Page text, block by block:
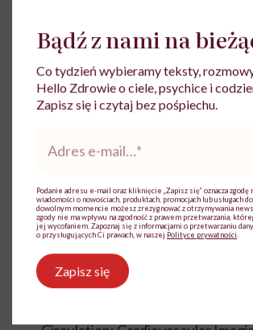
tendencję do nasilania się wraz z
dlatego chory powinien być pod
przypadku wystąpienia
nieprawidłowości konieczne jest
dysfunkcyjnych zastawek.
Bibliografia:
Centers for Disease Control and
(2019)Valvular Heart Disease.
Unger P., Pibarot P., Tribouilloy C.
Multiple and Mixed Valvular Heart
Bądź z nami na
Co tydzień wybieramy teksty,
Hello Zdrowie o ciele, psychice i
Zapisz się i czytaj bez pośpiechu.
*
Podanie adresu e-mail oraz kliknięcie „Zapisz się” oznacza zgodę
wiadomości o nowościach, produktach, promocjach lub usługach
dowolnym momencie możesz zrezygnować z otrzymywania
zgody nie ma wpływu na zgodność z prawem przetwarzania,
jej wycofaniem. Zapoznaj się z informacjami o przetwarzaniu
o przysługujących Ci prawach, w naszej Polityce prywatności
Zapisz się